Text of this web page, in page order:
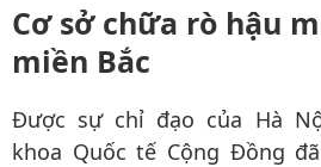
Cơ sở chữa rò hậu
miền Bắc
Được sự chỉ đạo của Hà
khoa Quốc tế Cộng Đồng